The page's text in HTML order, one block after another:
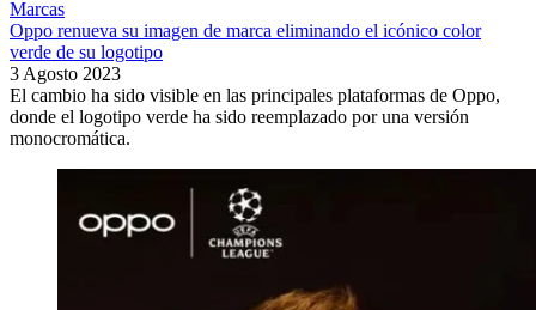
Marcas
Oppo renueva su imagen de marca eliminando el icónico color
verde de su logotipo
3 Agosto 2023
El cambio ha sido visible en las principales plataformas de Oppo,
donde el logotipo verde ha sido reemplazado por una versión
monocromática.